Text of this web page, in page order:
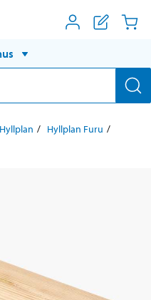
Hyllplan
Hyllplan Furu